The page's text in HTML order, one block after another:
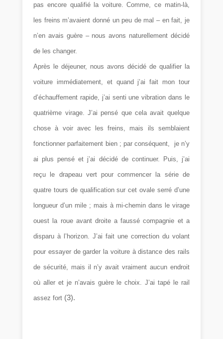
pas encore qualifié la voiture. Comme, ce matin-là,
les freins m’avaient donné un peu de mal – en fait, je
n’en avais guère – nous avons naturellement décidé
de les changer.
Après le déjeuner, nous avons décidé de qualifier la
voiture immédiatement, et quand j’ai fait mon tour
d’échauffement rapide, j’ai senti une vibration dans le
quatrième virage. J’ai pensé que cela avait quelque
chose à voir avec les freins, mais ils semblaient
fonctionner parfaitement bien ; par conséquent, je n’y
ai plus pensé et j’ai décidé de continuer. Puis, j’ai
reçu le drapeau vert pour commencer la série de
quatre tours de qualification sur cet ovale serré d’une
longueur d’un mile ; mais à mi-chemin dans le virage
ouest la roue avant droite a faussé compagnie et a
disparu à l’horizon. J’ai fait une correction du volant
pour essayer de garder la voiture à distance des rails
de sécurité, mais il n’y avait vraiment aucun endroit
où aller et je n’avais guère le choix. J’ai tapé le rail
assez fort (3).